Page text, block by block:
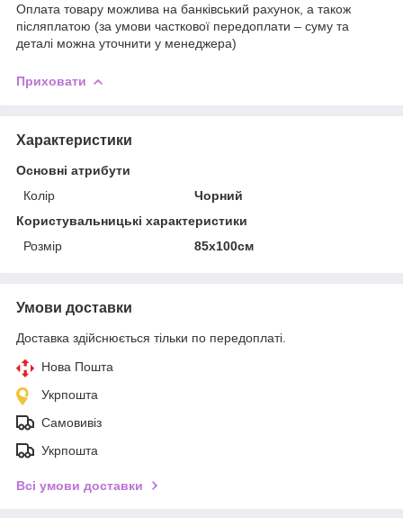
Оплата товару можлива на банківський рахунок, а також
післяплатою (за умови часткової передоплати – суму та
деталі можна уточнити у менеджера)
Приховати
Характеристики
Основні атрибути
Колір
Чорний
Користувальницькі характеристики
Розмір
85х100см
Умови доставки
Доставка здійснюється тільки по передоплаті.
Нова Пошта
Укрпошта
Самовивіз
Укрпошта
Всі умови доставки